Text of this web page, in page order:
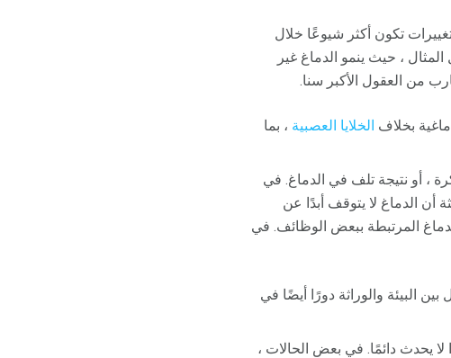
تكون أكثر شيوعًا خلال
، حيث ينمو الدماغ غير
من العقول الأكبر سنا.
بخلاف الخلايا العصبية ، بما
، أو نتيجة تلف في الدماغ. في
أن الدماغ لا يتوقف أبدًا عن
المرتبطة ببعض الوظائف. في
البيئة والوراثة دورًا أيضًا في
لا يحدث دائمًا. في بعض الحالات ،